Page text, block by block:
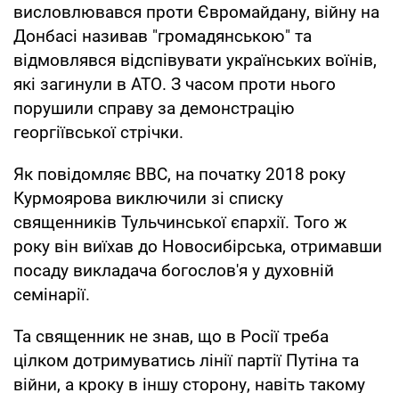
висловлювався проти Євромайдану, війну на
Донбасі називав "громадянською" та
відмовлявся відспівувати українських воїнів,
які загинули в АТО. З часом проти нього
порушили справу за демонстрацію
георгіївської стрічки.
Як повідомляє ВВС, на початку 2018 року
Курмоярова виключили зі списку
священників Тульчинської єпархії. Того ж
року він виїхав до Новосибірська, отримавши
посаду викладача богослов'я у духовній
семінарії.
Та священник не знав, що в Росії треба
цілком дотримуватись лінії партії Путіна та
війни, а кроку в іншу сторону, навіть такому